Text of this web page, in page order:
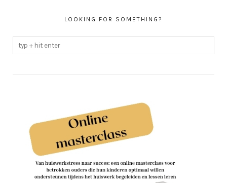
LOOKING FOR SOMETHING?